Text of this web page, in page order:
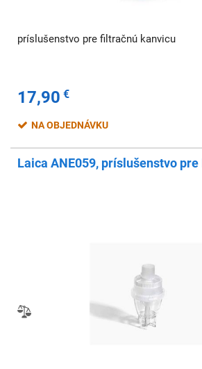
príslušenstvo pre filtračnú kanvicu
17,90 €
NA OBJEDNÁVKU
Laica ANE059, príslušenstvo pre